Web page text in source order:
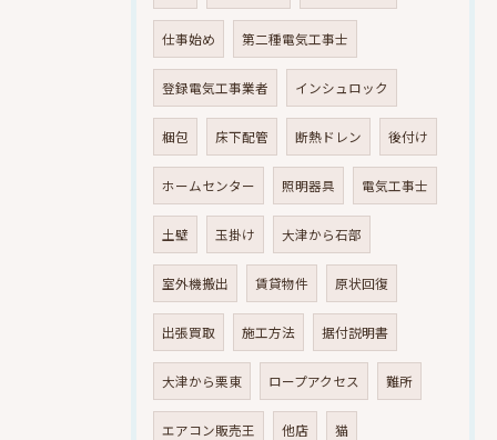
仕事始め 第二種電気工事士
登録電気工事業者 インシュロック
梱包 床下配管 断熱ドレン 後付け
ホームセンター 照明器具 電気工事士
土壁 玉掛け 大津から石部
室外機搬出 賃貸物件 原状回復
出張買取 施工方法 据付説明書
大津から栗東 ロープアクセス 難所
エアコン販売王 他店 猫